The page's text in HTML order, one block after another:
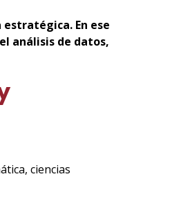
En ese
análisis de datos,
ciencias